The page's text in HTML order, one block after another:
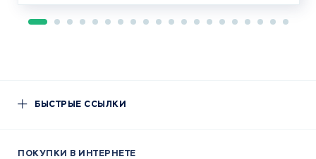
БЫСТРЫЕ ССЫЛКИ
ПОКУПКИ В ИНТЕРНЕТЕ